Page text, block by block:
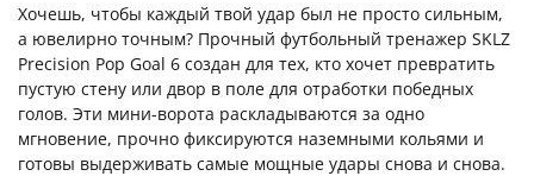
Хочешь, чтобы каждый твой удар был не просто сильным,
а ювелирно точным? Прочный футбольный тренажер SKLZ
Precision Pop Goal 6 создан для тех, кто хочет превратить
пустую стену или двор в поле для отработки победных
голов. Эти мини-ворота раскладываются за одно
мгновение, прочно фиксируются наземными кольями и
готовы выдерживать самые мощные удары снова и снова.